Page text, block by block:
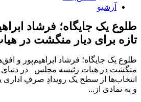
آرشیو
طلوع یک جایگاه؛ فرشاد
تازه برای دیار منگشت در
طلوع یک جایگاه؛ فرشاد ابراهیم‌پور و
منگشت در هیات رئیسه مجلس در
انتخاب‌ها از سطح یک رویدادِ صرفِ اداری
و به نمادی از...